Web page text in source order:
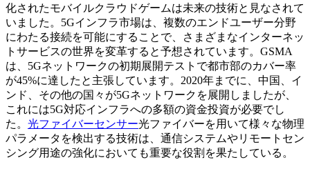
化されたモバイルクラウドゲームは未来の技術と見なされて
いました。5Gインフラ市場は、複数のエンドユーザー分野
にわたる接続を可能にすることで、さまざまなインターネッ
トサービスの世界を変革すると予想されています。GSMA
は、5Gネットワ​​ークの初期展開テストで都市部のカバー率
が45%に達したと主張しています。2020年までに、中国、イ
ンド、その他の国々が5Gネットワ​​ークを展開しましたが、
これには5G対応インフラへの多額の資金投資が必要でし
た。 光ファイバーセンサー光ファイバーを用いて様々な物理
パラメータを検出する技術は、通信システムやリモートセン
シング用途の強化においても重要な役割を果たしている。